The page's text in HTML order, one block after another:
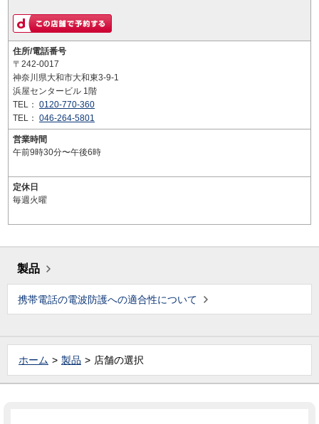
住所/電話番号
〒242-0017
神奈川県大和市大和東3-9-1
浜屋センタービル 1階
TEL： 0120-770-360
TEL： 046-264-5801
営業時間
午前9時30分〜午後6時
定休日
毎週火曜
製品
携帯電話の電波防護への適合性について
ホーム 製品 店舗の選択